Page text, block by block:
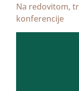
Na redovitom,
konferencije